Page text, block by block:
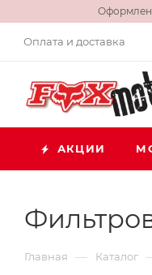
Оплата и доставка
АКЦИИ
Главная — Каталог